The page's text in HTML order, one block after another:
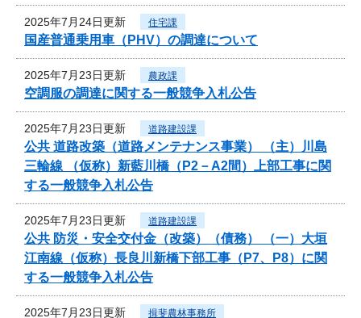
2025年7月24日更新 住宅課
国産普通乗用車（PHV）の調達について
2025年7月23日更新 農政課
空調服の調達に関する一般競争入札公告
2025年7月23日更新 道路建設課
公共 道路改築（道路メンテナンス事業） （主）川島
三輪線 （仮称）新藍川橋（P2－A2間）上部工事に関
する一般競争入札公告
2025年7月23日更新 道路建設課
公共 防災・安全交付金（改築）（債務） （一）大垣
江南線（仮称）長良川新橋下部工事（P7、P8）に関
する一般競争入札公告
2025年7月23日更新 揖斐農林事務所